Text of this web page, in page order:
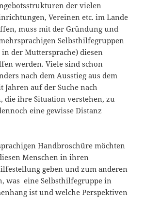
der vielen
Vereinen etc. im Lande
muss mit der Gründung und
Selbsthilfegruppen
in der Muttersprache) diesen
werden. Viele sind schon
nach dem Ausstieg aus dem
Jahren auf der Suche nach
die ihre Situation verstehen, zu
eine gewisse Distanz
Handbroschüre möchten
Menschen in ihren
geben und zum anderen
was eine Selbsthilfegruppe in
ist und welche Perspektiven